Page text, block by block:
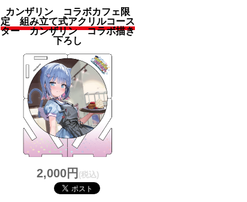
カンザリン コラボカフェ限
定 組み立て式アクリルコース
ター カンザリン コラボ描き
下ろし
2,000円 (税込)